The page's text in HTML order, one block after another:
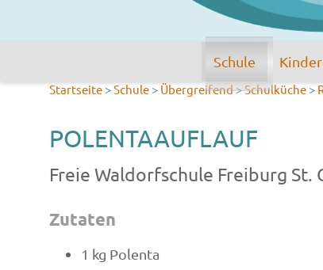
Schule
Startseite >Schule > Übergreifend>Schulküche >
POLENTAAUFLAUF
Freie Waldorfschule Freiburg St.
Zutaten
1 kg Polenta